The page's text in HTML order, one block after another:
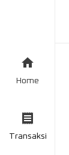
Home
Transaksi